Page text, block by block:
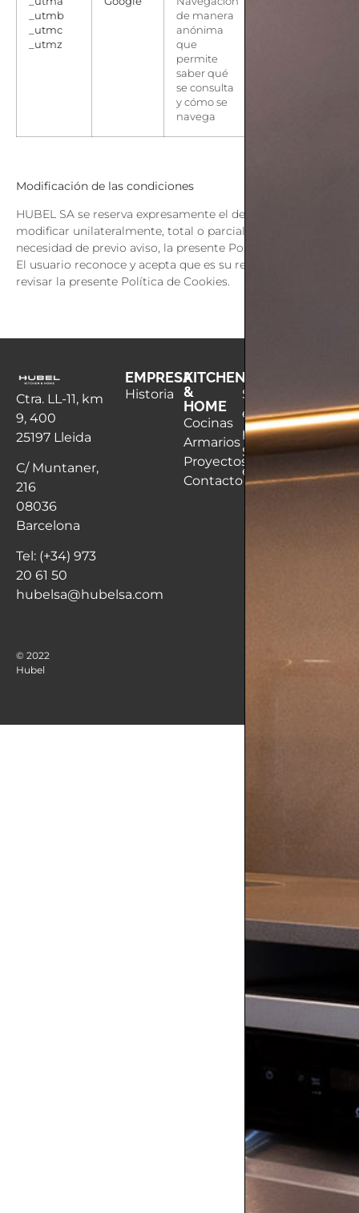
_utmb
_utmc
_utmz
de manera
anónima
que
permite
saber qué
se consulta
y cómo se
navega
Modificación de las condiciones
HUBEL SA se reserva expresamente el derecho a
modificar unilateralmente, total o parcialmente, sin
necesidad de previo aviso, la presente Política de Cookies.
El usuario reconoce y acepta que es su responsabilidad
revisar la presente Política de Cookies.
Ctra. LL-11, km
9, 400
25197 Lleida
C/ Muntaner,
216
08036
Barcelona
Tel: (+34) 973
20 61 50
hubelsa@hubelsa.com
EMPRESA
Historia
KITCHEN
&
HOME
Cocinas
Armarios
Proyectos
Contacto
CONTRACT
Servicio
en
proyecto
Servicio
en obra
Zona
Técnica
© 2022
Hubel